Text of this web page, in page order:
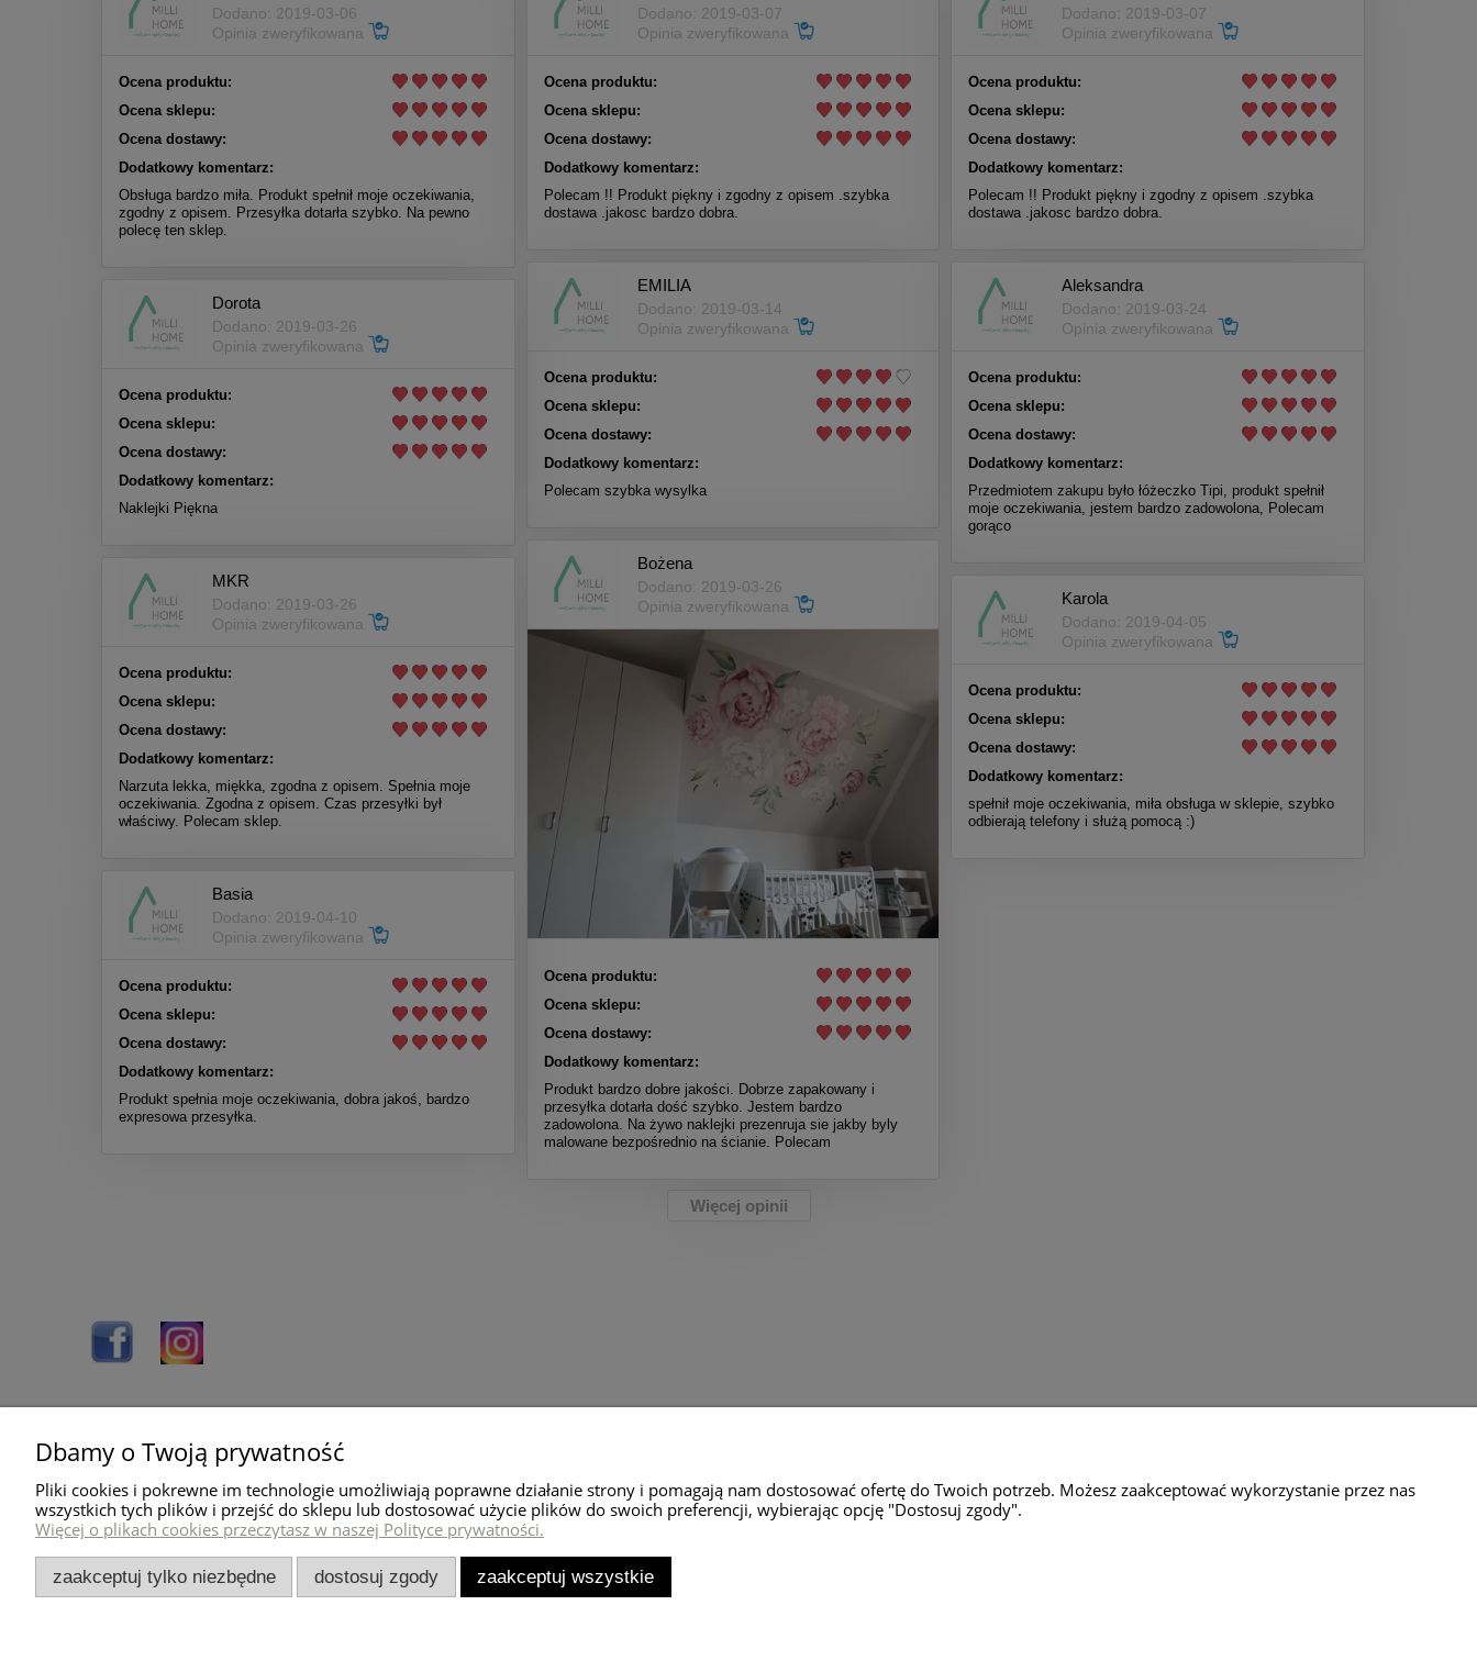
Dodano: 2019-03-06
Opinia zweryfikowana
Ocena produktu:
Ocena sklepu:
Ocena dostawy:
Dodatkowy komentarz:
Obsługa bardzo miła. Produkt spełnił moje oczekiwania,
zgodny z opisem. Przesyłka dotarła szybko. Na pewno
polecę ten sklep.
Dodano: 2019-03-07
Opinia zweryfikowana
Ocena produktu:
Ocena sklepu:
Ocena dostawy:
Dodatkowy komentarz:
Polecam !! Produkt piękny i zgodny z opisem .szybka
dostawa .jakosc bardzo dobra.
Dodano: 2019-03-07
Opinia zweryfikowana
Ocena produktu:
Ocena sklepu:
Ocena dostawy:
Dodatkowy komentarz:
Polecam !! Produkt piękny i zgodny z opisem .szybka
dostawa .jakosc bardzo dobra.
EMILIA
Dodano: 2019-03-14
Opinia zweryfikowana
Ocena produktu:
Ocena sklepu:
Ocena dostawy:
Dodatkowy komentarz:
Polecam szybka wysylka
Aleksandra
Dodano: 2019-03-24
Opinia zweryfikowana
Ocena produktu:
Ocena sklepu:
Ocena dostawy:
Dodatkowy komentarz:
Przedmiotem zakupu było łóżeczko Tipi, produkt spełnił
moje oczekiwania, jestem bardzo zadowolona, Polecam
gorąco
Dorota
Dodano: 2019-03-26
Opinia zweryfikowana
Ocena produktu:
Ocena sklepu:
Ocena dostawy:
Dodatkowy komentarz:
Naklejki Piękna
Bożena
Dodano: 2019-03-26
Opinia zweryfikowana
Ocena produktu:
Ocena sklepu:
Ocena dostawy:
Dodatkowy komentarz:
Produkt bardzo dobre jakości. Dobrze zapakowany i
przesyłka dotarła dość szybko. Jestem bardzo
zadowolona. Na żywo naklejki prezenruja sie jakby byly
malowane bezpośrednio na ścianie. Polecam
MKR
Dodano: 2019-03-26
Opinia zweryfikowana
Ocena produktu:
Ocena sklepu:
Ocena dostawy:
Dodatkowy komentarz:
Narzuta lekka, miękka, zgodna z opisem. Spełnia moje
oczekiwania. Zgodna z opisem. Czas przesyłki był
właściwy. Polecam sklep.
Karola
Dodano: 2019-04-05
Opinia zweryfikowana
Ocena produktu:
Ocena sklepu:
Ocena dostawy:
Dodatkowy komentarz:
spełnił moje oczekiwania, miła obsługa w sklepie, szybko
odbierają telefony i służą pomocą :)
Basia
Dodano: 2019-04-10
Opinia zweryfikowana
Ocena produktu:
Ocena sklepu:
Ocena dostawy:
Dodatkowy komentarz:
Produkt spełnia moje oczekiwania, dobra jakoś, bardzo
expresowa przesyłka.
Więcej opinii
Pomoc
O nas
Blog
Kontakt
Regulamin sklepu
Wysyłka towaru
Koszty dostawy
Sposoby płatności
Twoje zamówienia
Przechowalnia
Zwroty towaru
ul.Motylkowa 65g
Dbamy o Twoją prywatność
Pliki cookies i pokrewne im technologie umożliwiają poprawne działanie strony i pomagają nam dostosować ofertę do Twoich potrzeb. Możesz zaakceptować wykorzystanie przez nas
wszystkich tych plików i przejść do sklepu lub dostosować użycie plików do swoich preferencji, wybierając opcję "Dostosuj zgody".
Więcej o plikach cookies przeczytasz w naszej Polityce prywatności.
zaakceptuj tylko niezbędne dostosuj zgody zaakceptuj wszystkie